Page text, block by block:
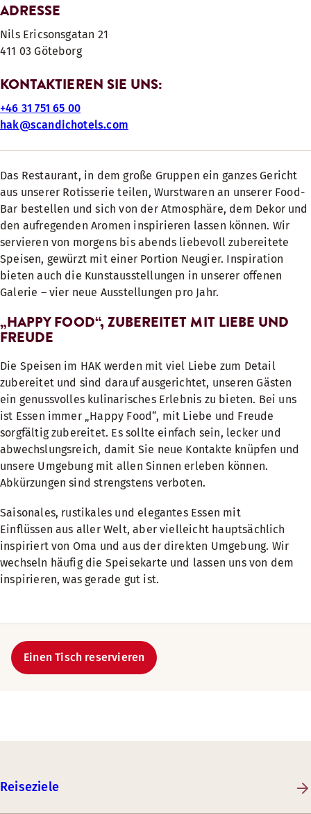
ADRESSE
Nils Ericsonsgatan 21
411 03 Göteborg
KONTAKTIEREN SIE UNS:
+46 31 751 65 00
hak@scandichotels.com
Das Restaurant, in dem große Gruppen ein ganzes Gericht
aus unserer Rotisserie teilen, Wurstwaren an unserer Food-
Bar bestellen und sich von der Atmosphäre, dem Dekor und
den aufregenden Aromen inspirieren lassen können. Wir
servieren von morgens bis abends liebevoll zubereitete
Speisen, gewürzt mit einer Portion Neugier. Inspiration
bieten auch die Kunstausstellungen in unserer offenen
Galerie – vier neue Ausstellungen pro Jahr.
„HAPPY FOOD“, ZUBEREITET MIT LIEBE UND
FREUDE
Die Speisen im HAK werden mit viel Liebe zum Detail
zubereitet und sind darauf ausgerichtet, unseren Gästen
ein genussvolles kulinarisches Erlebnis zu bieten. Bei uns
ist Essen immer „Happy Food“, mit Liebe und Freude
sorgfältig zubereitet. Es sollte einfach sein, lecker und
abwechslungsreich, damit Sie neue Kontakte knüpfen und
unsere Umgebung mit allen Sinnen erleben können.
Abkürzungen sind strengstens verboten.
Saisonales, rustikales und elegantes Essen mit
Einflüssen aus aller Welt, aber vielleicht hauptsächlich
inspiriert von Oma und aus der direkten Umgebung. Wir
wechseln häufig die Speisekarte und lassen uns von dem
inspirieren, was gerade gut ist.
Einen Tisch reservieren
Reiseziele